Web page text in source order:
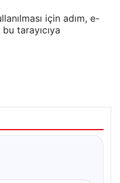
için adım, e-
tarayıcıya